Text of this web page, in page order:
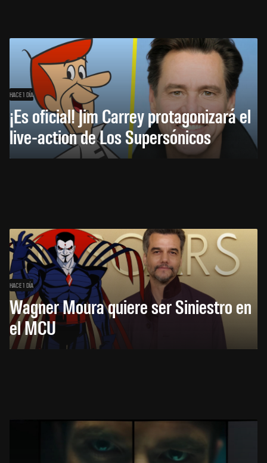
HACE 1 DÍA
¡Es oficial! Jim Carrey protagonizará el
live-action de Los Supersónicos
HACE 1 DÍA
Wagner Moura quiere ser Siniestro en
el MCU